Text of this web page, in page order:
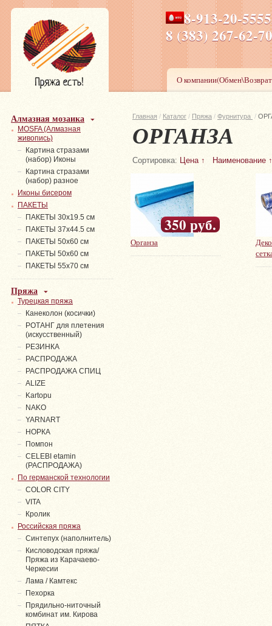
8-913-20-
8 (383) 267-
ПН-ПТ 8-17,СБ-ВС 9-
О
Главная / Каталог / Пряжа / Фурнитура /
ОРГАНЗА
Сортировка: Цена ↑ Наименование ↑
Органза
350 руб.
Алмазная мозаика
MOSFA (Алмазная
живопись)
Картина стразами
(набор) Иконы
Картина стразами
(набор) разное
Иконы бисером
ПАКЕТЫ
ПАКЕТЫ 30х19.5 см
ПАКЕТЫ 37х44.5 см
ПАКЕТЫ 50х60 см
ПАКЕТЫ 50х60 см
ПАКЕТЫ 55х70 см
Пряжа
Турецкая пряжа
Канеколон (косички)
РОТАНГ для плетения
(искусственный)
PЕЗИНКА
РАСПРОДАЖА
РАСПРОДАЖА СПИЦ
ALIZE
Kartopu
NAKO
YARNART
НОРКА
Помпон
СELEBI etamin
(РАСПРОДАЖА)
По германской технологии
COLOR CITY
VITA
Кролик
Российская пряжа
Синтепух (наполнитель)
Кисловодская пряжа/
Пряжа из Карачаево-
Черкесии
Лама / Камтекс
Пехорка
Прядильно-ниточный
комбинат им. Кирова